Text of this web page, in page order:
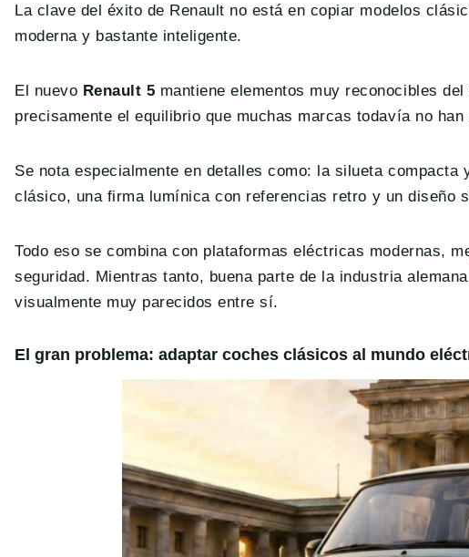
La clave del éxito de Renault no está en copiar modelos
moderna y bastante inteligente.
El nuevo Renault 5 mantiene elementos muy reconocibles
precisamente el equilibrio que muchas marcas todavía no han
Se nota especialmente en detalles como: la silueta
clásico, una firma lumínica con referencias retro y un diseño
Todo eso se combina con plataformas eléctricas modernas,
seguridad. Mientras tanto, buena parte de la industria
visualmente muy parecidos entre sí.
El gran problema: adaptar coches clásicos al mundo